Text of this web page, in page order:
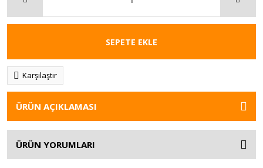
SEPETE EKLE
Karşılaştır
ÜRÜN AÇIKLAMASI
ÜRÜN YORUMLARI